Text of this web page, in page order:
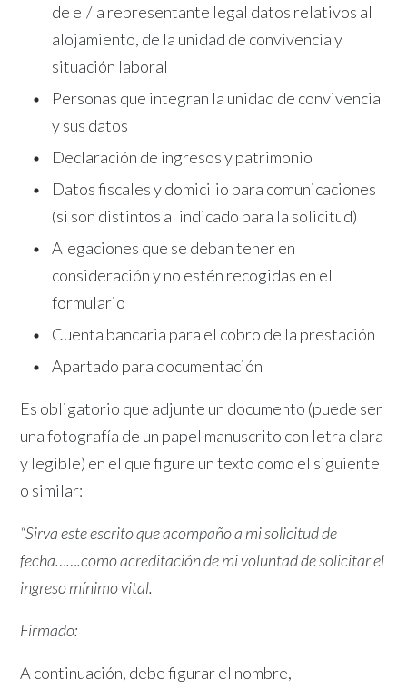
de el/la representante legal datos relativos al
alojamiento, de la unidad de convivencia y
situación laboral
Personas que integran la unidad de convivencia
y sus datos
Declaración de ingresos y patrimonio
Datos fiscales y domicilio para comunicaciones
(si son distintos al indicado para la solicitud)
Alegaciones que se deban tener en
consideración y no estén recogidas en el
formulario
Cuenta bancaria para el cobro de la prestación
Apartado para documentación
Es obligatorio que adjunte un documento (puede ser
una fotografía de un papel manuscrito con letra clara
y legible) en el que figure un texto como el siguiente
o similar:
“Sirva este escrito que acompaño a mi solicitud de
fecha…….como acreditación de mi voluntad de solicitar el
ingreso mínimo vital.
Firmado:
A continuación, debe figurar el nombre,